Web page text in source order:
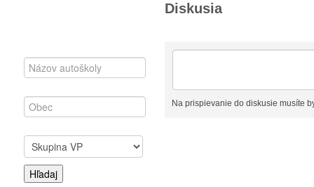
Diskusia
Na prispievanie do diskusie musíte